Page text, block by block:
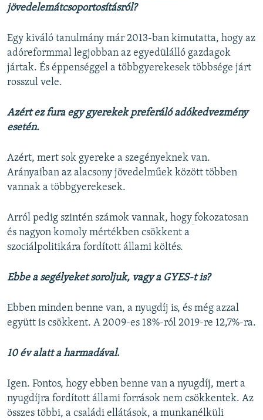
jövedelemátcsoportosításról?
Egy kiváló tanulmány már 2013-ban kimutatta, hogy az
adóreformmal legjobban az egyedülálló gazdagok
jártak. És éppenséggel a többgyerekesek többsége járt
rosszul vele.
Azért ez fura egy gyerekek preferáló adókedvezmény
esetén.
Azért, mert sok gyereke a szegényeknek van.
Arányaiban az alacsony jövedelműek között többen
vannak a többgyerekesek.
Arról pedig szintén számok vannak, hogy ​fokozatosan
és nagyon komoly mértékben csökkent a
szociálpolitikára fordított állami költés.
Ebbe a segélyeket soroljuk, vagy a GYES-t is?
Ebben minden benne van, a nyugdíj is, és még azzal
együtt is csökkent. A 2009-es 18%-ról 2019-re 12,7%-ra.
10 év alatt a harmadával.
Igen. ​Fontos, hogy ebben benne van a nyugdíj, mert a
nyugdíjra fordított állami források nem csökkentek. Az
összes többi, a családi ellátások, a munkanélküli